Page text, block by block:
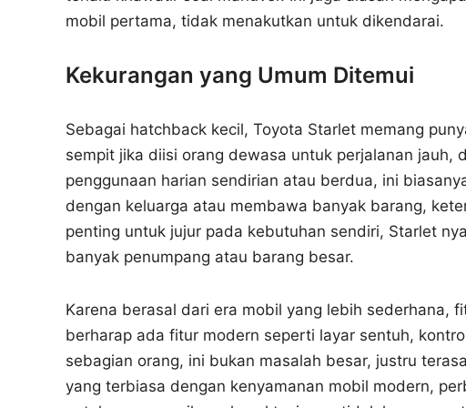
mobil pertama, tidak menakutkan untuk dikendarai.
Kekurangan yang Umum Ditemui
Sebagai hatchback kecil, Toyota Starlet memang
sempit jika diisi orang dewasa untuk perjalanan jauh,
penggunaan harian sendirian atau berdua, ini
dengan keluarga atau membawa banyak barang,
penting untuk jujur pada kebutuhan sendiri, Starlet
banyak penumpang atau barang besar.
Karena berasal dari era mobil yang lebih sederhana,
berharap ada fitur modern seperti layar sentuh,
sebagian orang, ini bukan masalah besar, justru
yang terbiasa dengan kenyamanan mobil modern,